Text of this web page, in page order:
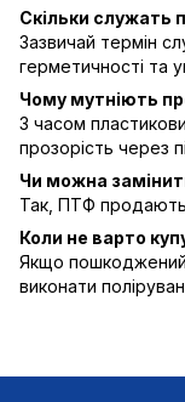
Скільки служать
Зазвичай термін
герметичності та
Чому мутніють
З часом
прозорість через
Чи можна
Так, ПТФ
Коли не варто
Якщо
виконати